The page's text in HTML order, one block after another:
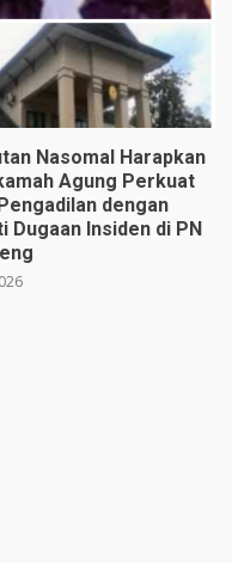
Nasomal Harapkan
Agung Perkuat
dengan
Dugaan Insiden di PN